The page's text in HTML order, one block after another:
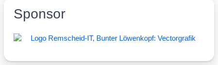
Sponsor